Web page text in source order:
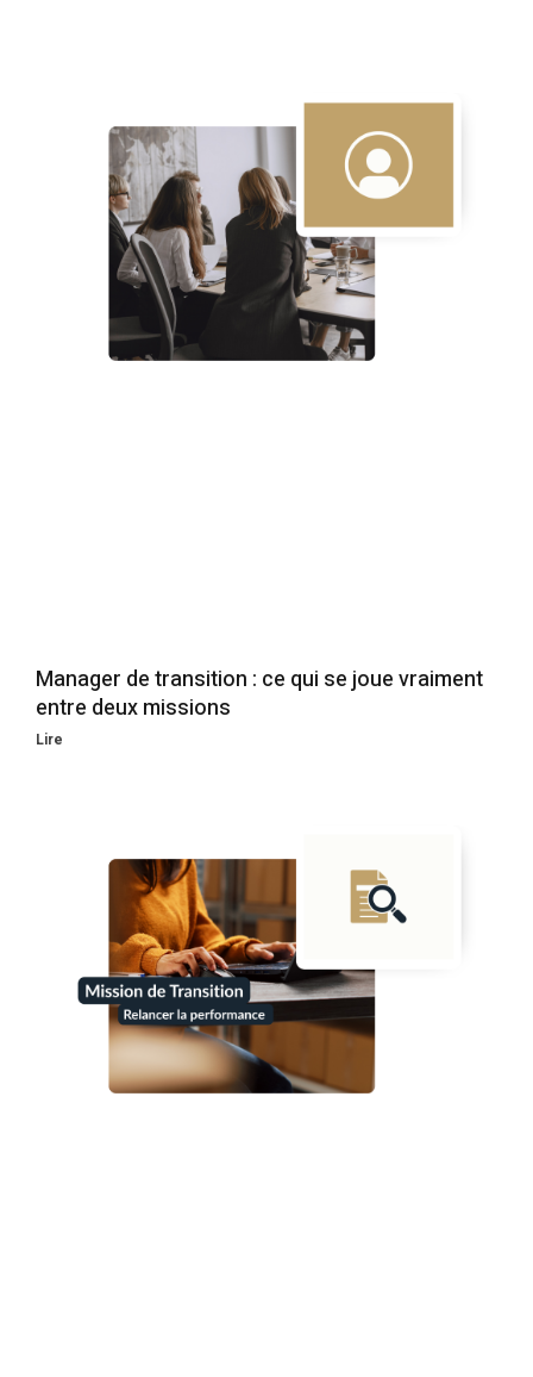
Manager de transition : ce qui se joue vraiment
entre deux missions
Lire